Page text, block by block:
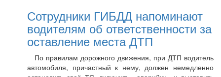
Сотрудники ГИБДД напоминают
водителям об ответственности за
оставление места ДТП
По правилам дорожного движения, при ДТП водитель
автомобиля, причастный к нему, должен немедленно